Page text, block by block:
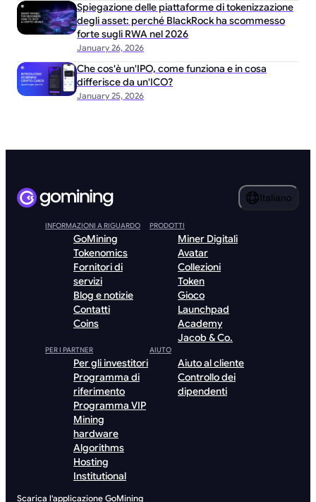
January 26, 2026
Spiegazione delle piattaforme di tokenizzazione
degli asset: perché BlackRock ha scommesso
forte sugli RWA nel 2026
January 25, 2026
Che cos'è un'IPO, come funziona e in cosa
differisce da un'ICO?
Italiano
INFORMAZIONI A RIGUARDO
GoMining
Tokenomics
Fornitori di
servizi
Blog e notizie
Contatti
Coins
PRODOTTI
Miner Digitali
Avatar
Collezioni
Token
Gioco
Launchpad
Academy
Jacob & Co.
PER I PARTNER
Per gli investitori
Programma di
riferimento
Programma VIP
Mining
hardware
Algorithms
Hosting
Institutional
AIUTO
Aiuto al cliente
Controllo dei
dipendenti
Scarica l'applicazione GoMining